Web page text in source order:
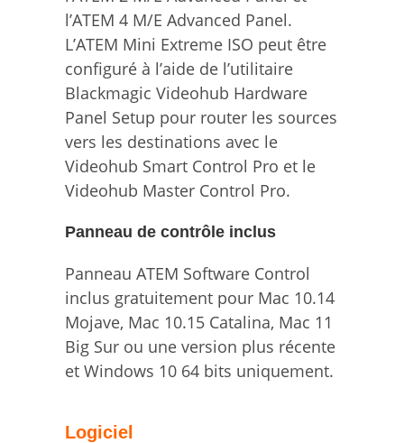
l’ATEM 4 M/E Advanced Panel.
L’ATEM Mini Extreme ISO peut être
configuré à l’aide de l’utilitaire
Blackmagic Videohub Hardware
Panel Setup pour router les sources
vers les destinations avec le
Videohub Smart Control Pro et le
Videohub Master Control Pro.
Panneau de contrôle inclus
Panneau ATEM Software Control
inclus gratuitement pour Mac 10.14
Mojave, Mac 10.15 Catalina, Mac 11
Big Sur ou une version plus récente
et Windows 10 64 bits uniquement.
Logiciel